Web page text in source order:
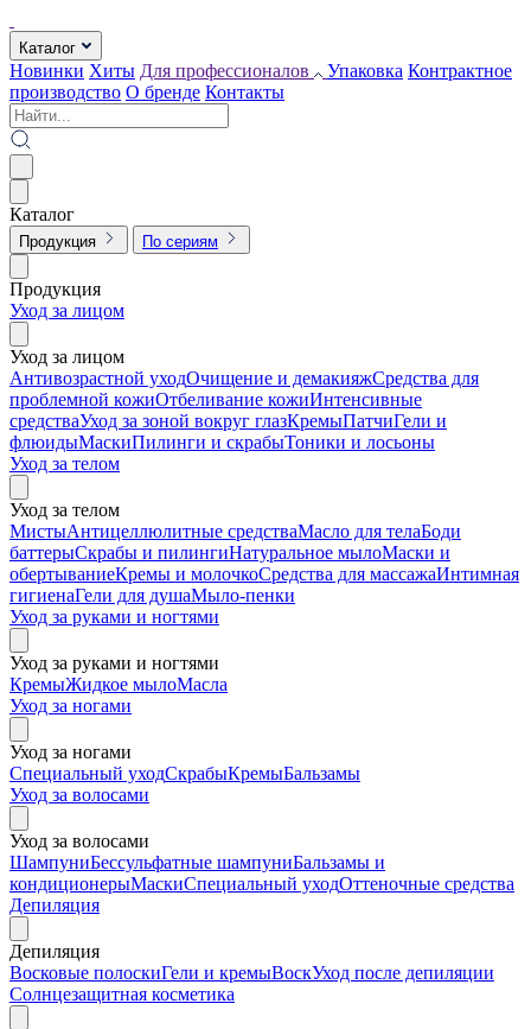
Каталог
Новинки Хиты Для профессионалов Упаковка Контрактное
производство О бренде Контакты
Каталог
Продукция По сериям
Продукция
Уход за лицом
Уход за лицом
Антивозрастной уходОчищение и демакияжСредства для
проблемной кожиОтбеливание кожиИнтенсивные
средстваУход за зоной вокруг глазКремыПатчиГели и
флюидыМаскиПилинги и скрабыТоники и лосьоны
Уход за телом
Уход за телом
МистыАнтицеллюлитные средстваМасло для телаБоди
баттерыСкрабы и пилингиНатуральное мылоМаски и
обертываниеКремы и молочкоСредства для массажаИнтимная
гигиенаГели для душаМыло-пенки
Уход за руками и ногтями
Уход за руками и ногтями
КремыЖидкое мылоМасла
Уход за ногами
Уход за ногами
Специальный уходСкрабыКремыБальзамы
Уход за волосами
Уход за волосами
ШампуниБессульфатные шампуниБальзамы и
кондиционерыМаскиСпециальный уходОттеночные средства
Депиляция
Депиляция
Восковые полоскиГели и кремыВоскУход после депиляции
Солнцезащитная косметика